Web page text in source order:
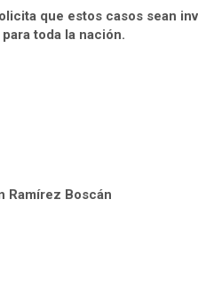
que estos casos sean
toda la nación.
Ramírez Boscán